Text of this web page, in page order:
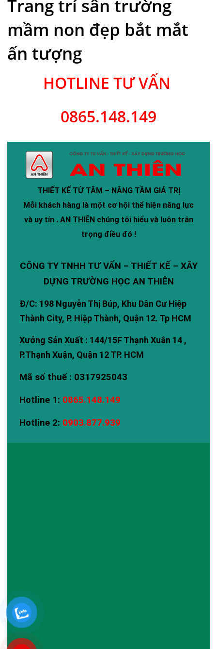
Trang trí sân trường
mầm non đẹp bắt mắt
ấn tượng
HOTLINE TƯ VẤN
0865.148.149
THIẾT KẾ TỪ TÂM – NÂNG TẦM GIÁ TRỊ
Mỗi khách hàng là một cơ hội thể hiện năng lực
và uy tín . AN THIÊNchúng tôi hiểu và luôn trân
trọng điều đó !
CÔNG TY TNHH TƯ VẤN – THIẾT KẾ – XÂY
DỰNG TRƯỜNG HỌC AN THIÊN
Đ/C: 198 Nguyễn Thị Búp, Khu Dân Cư Hiệp
Thành City, P. Hiệp Thành, Quận 12. Tp HCM
Xưởng Sản Xuất : 144/15F Thạnh Xuân 14 ,
P.Thạnh Xuận, Quận 12 TP. HCM
Mã số thuế : 0317925043
Hotline 1: 0865.148.149
Hotline 2: 0903.877.939